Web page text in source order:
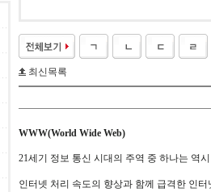
최신목록
WWW(World Wide Web)
21세기 정보 통신 시대의 주역 중 하나는 역
인터넷 처리 속도의 향상과 함께 급격한 인